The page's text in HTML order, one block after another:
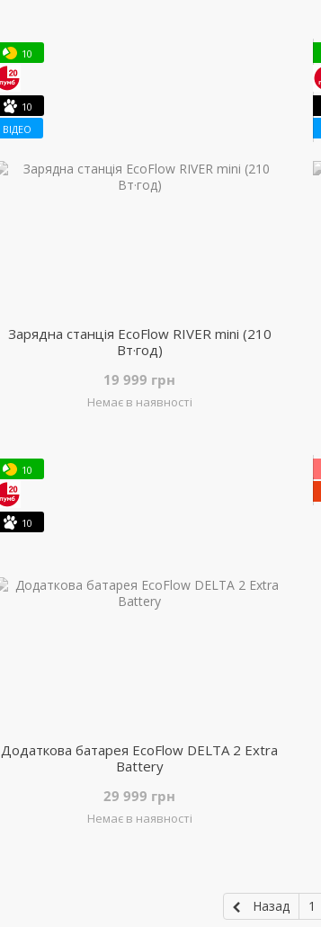
10
10
ВІДЕО
Зарядна станція EcoFlow RIVER mini (210
Вт·год)
19 999 грн
Немає в наявності
10
10
Додаткова батарея EcoFlow DELTA 2 Extra
Battery
29 999 грн
Немає в наявності
Назад 1